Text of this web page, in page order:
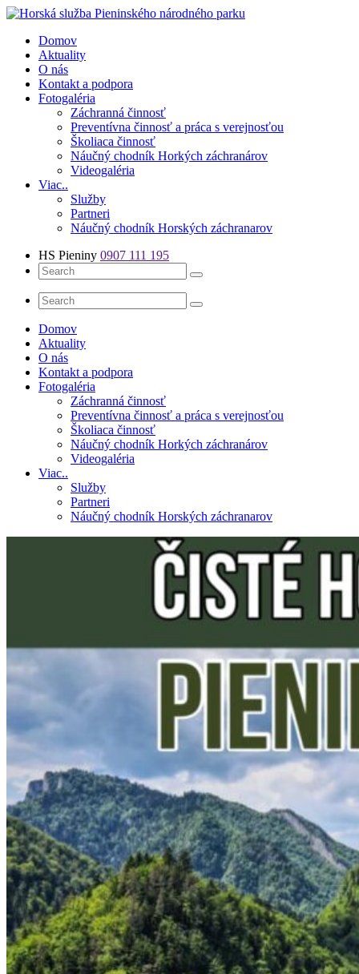
Skip
content
Číslo záchrannej služby: 0907 111 195
Domov
Aktuality
O nás
Kontakt a podpora
Fotogaléria
Záchranná činnosť
Preventívna činnosť a práca s verejnosťou
Školiaca činnosť
Náučný chodník Horkých záchranárov
Videogaléria
Viac..
Služby
Partneri
Náučný chodník Horských záchranarov
HS Pieniny 0907 111 195
Domov
Aktuality
O nás
Kontakt a podpora
Fotogaléria
Záchranná činnosť
Preventívna činnosť a práca s verejnosťou
Školiaca činnosť
Náučný chodník Horkých záchranárov
Videogaléria
Viac..
Služby
Partneri
Náučný chodník Horských záchranarov